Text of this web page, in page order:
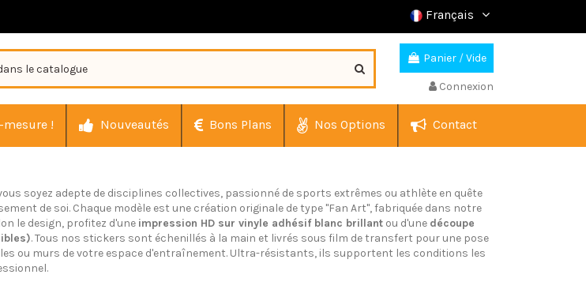
Français
Panier /Vide
Connexion
! Nouveautés Bons Plans Nos Options Contact
soyez adepte de disciplines collectives, passionné de sports extrêmes ou athlète en quête
de soi. Chaque modèle est une création originale de type "Fan Art", fabriquée dans notre
le design, profitez d'une impression HD sur vinyle adhésif blanc brillant ou d'une découpe
. Tous nos stickers sont échenillés à la main et livrés sous film de transfert pour une pose
ou murs de votre espace d'entraînement. Ultra-résistants, ils supportent les conditions les